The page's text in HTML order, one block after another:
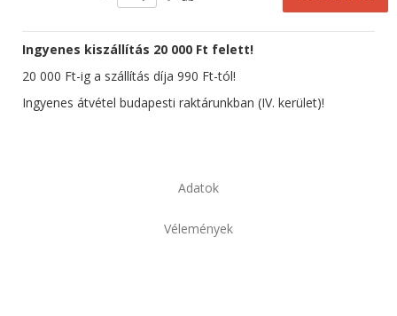
Ingyenes kiszállítás 20 000 Ft felett!
20 000 Ft-ig a szállítás díja 990 Ft-tól!
Ingyenes átvétel budapesti raktárunkban (IV. kerület)!
Adatok
Vélemények